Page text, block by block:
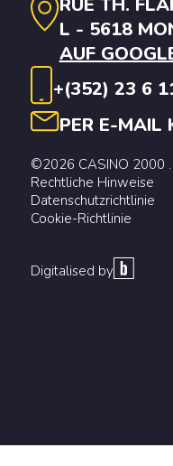
RUE TH.
L - 5618
AUF
+(352) 23 6
PER E-MAIL
©2026 CASINO 2000
Rechtliche Hinweise
Datenschutzrichtlinie
Cookie-Richtlinie
Digitalised by